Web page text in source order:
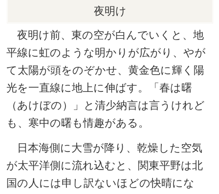
夜明け
夜明け前、東の空が白んでいくと、地
平線に虹のような明かりが広がり、やが
て太陽が頭をのぞかせ、黄金色に輝く陽
光を一直線に地上に伸ばす。「春は曙
（あけぼの）」と清少納言は言うけれど
も、寒中の曙も情趣がある。
日本海側に大雪が降り、乾燥した空気
が太平洋側に流れ込むと、関東平野は北
国の人には申し訳ないほどの快晴にな